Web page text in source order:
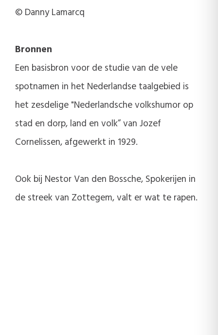
© Danny Lamarcq
Bronnen
Een basisbron voor de studie van de vele
spotnamen in het Nederlandse taalgebied is
het zesdelige "Nederlandsche volkshumor op
stad en dorp, land en volk” van Jozef
Cornelissen, afgewerkt in 1929.
Ook bij Nestor Van den Bossche, Spokerijen in
de streek van Zottegem, valt er wat te rapen.